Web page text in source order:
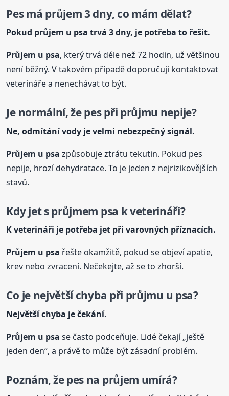
Pes má průjem 3 dny, co mám dělat?
Pokud průjem u psa trvá 3 dny, je potřeba to řešit.
Průjem u psa, který trvá déle než 72 hodin, už většinou
není běžný. V takovém případě doporučuji kontaktovat
veterináře a nenechávat to být.
Je normální, že pes při průjmu nepije?
Ne, odmítání vody je velmi nebezpečný signál.
Průjem u psa způsobuje ztrátu tekutin. Pokud pes
nepije, hrozí dehydratace. To je jeden z nejrizikovějších
stavů.
Kdy jet s průjmem psa k veterináři?
K veterináři je potřeba jet při varovných příznacích.
Průjem u psa řešte okamžitě, pokud se objeví apatie,
krev nebo zvracení. Nečekejte, až se to zhorší.
Co je největší chyba při průjmu u psa?
Největší chyba je čekání.
Průjem u psa se často podceňuje. Lidé čekají „ještě
jeden den“, a právě to může být zásadní problém.
Poznám, že pes na průjem umírá?